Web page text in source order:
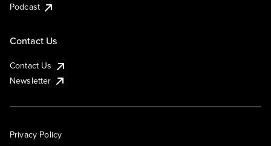
Podcast
Contact Us
Contact Us
Newsletter
Privacy Policy